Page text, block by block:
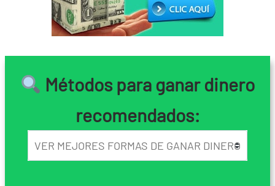
Métodos para ganar dinero
recomendados: